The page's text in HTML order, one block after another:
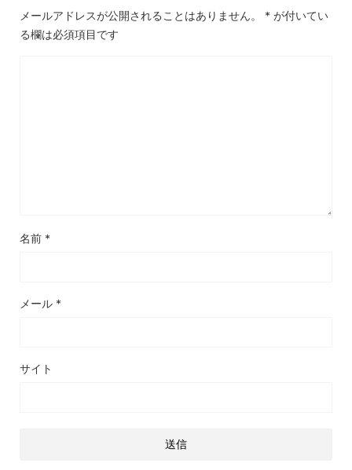
メールアドレスが公開されることはありません。 * が付いてい
る欄は必須項目です
名前 *
メール *
サイト